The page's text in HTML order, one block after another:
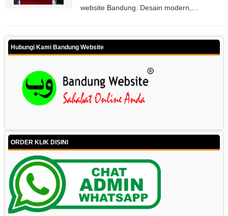
website Bandung. Desain modern,…
Hubungi Kami Bandung Website
ORDER KLIK DISINI